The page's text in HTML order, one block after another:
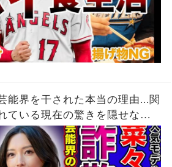
能界を干された本当の理由...関
ている現在の驚きを隠せな
で遭っている衝撃の現在...過去
同驚愕！！